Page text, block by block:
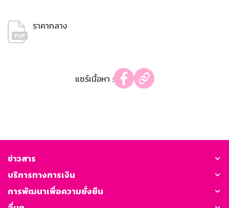
ราคากลาง
แชร์เนื้อหา :
ข่าวสาร
บริการทางการเงิน
การพัฒนาเพื่อความยั่งยืน